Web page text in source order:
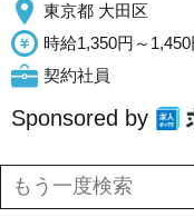
東京都 大田区
時給1,350円～1,450
契約社員
Sponsored by